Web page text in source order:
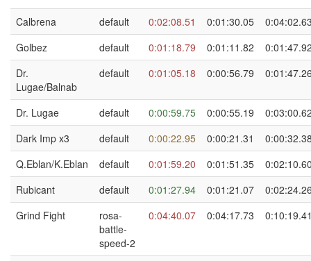
Calbrena
default 0:02:08.51 0:01:30.05
Golbez
default 0:01:18.79 0:01:11.82
Dr.
Lugae/Balnab
default 0:01:05.18 0:00:56.79
Dr. Lugae default 0:00:59.75 0:00:55.19
Dark Imp x3
default 0:00:22.95 0:00:21.31
Q.Eblan/K.Eblan
default 0:01:59.20 0:01:51.35
Rubicant
default 0:01:27.94 0:01:21.07
Grind Fight
rosa-
battle-
speed-2
0:04:40.07 0:04:17.73